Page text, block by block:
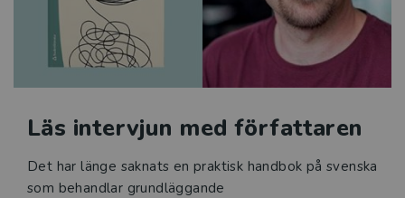
stimulerar viljan att prova nya vägar i undervisningen.
Läs intervjun med författaren
Det har länge saknats en praktisk handbok på svenska
som behandlar grundläggande